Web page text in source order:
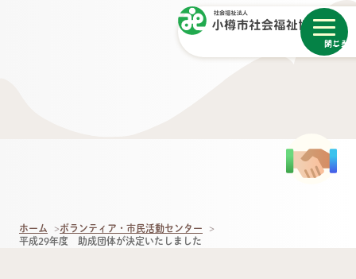
メニュー
閉じる
ホーム
ボランティア・市民活動センター
平成29年度 助成団体が決定いたしました